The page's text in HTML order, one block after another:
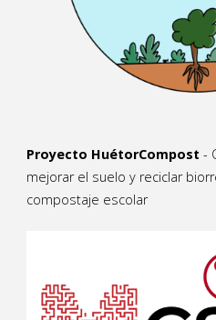
Proyecto HuétorCompost -
mejorar el suelo y reciclar
compostaje escolar